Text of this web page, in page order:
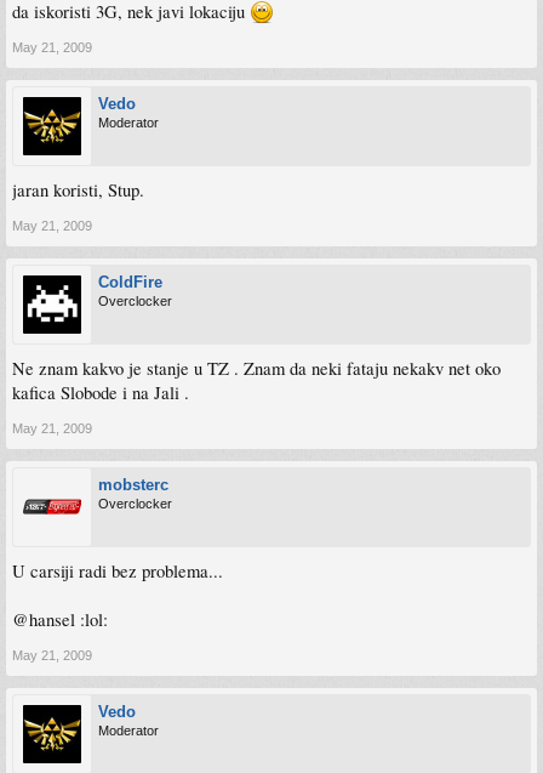
da iskoristi 3G, nek javi lokaciju
May 21, 2009
Vedo
Moderator
jaran koristi, Stup.
May 21, 2009
ColdFire
Overclocker
Ne znam kakvo je stanje u TZ . Znam da neki fataju nekakv net oko
kafica Slobode i na Jali .
May 21, 2009
mobsterc
Overclocker
U carsiji radi bez problema...
@hansel :lol:
May 21, 2009
Vedo
Moderator